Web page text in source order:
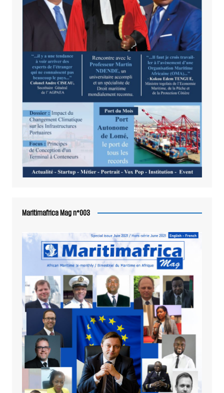
Maritimafrica Mag n°003